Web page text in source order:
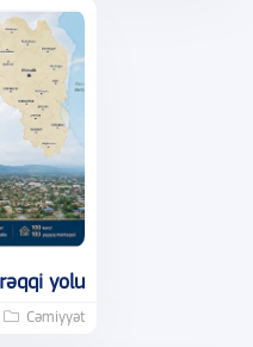
yolu
Cəmiyyət